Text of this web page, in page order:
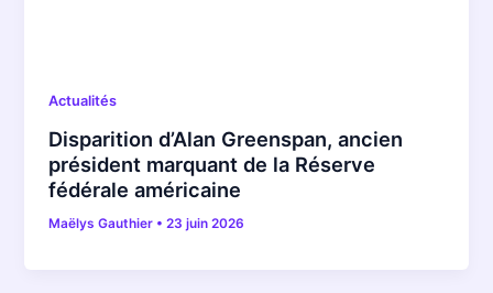
Actualités
Disparition d’Alan Greenspan, ancien
président marquant de la Réserve
fédérale américaine
Maëlys Gauthier •23 juin 2026